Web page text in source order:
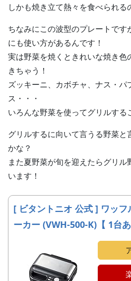
しかも焼き立て熱々を食べられる
ちなみにこの波型のプレートで
にも使い方があるんです！
実は野菜を焼くときれいな焼き色
きちゃう！
ズッキーニ、カボチャ、ナス・パ
ス・・・
いろんな野菜を使ってグリルする
グリルするに向いて言うる野菜
かな？
また夏野菜が旬を迎えたらグリ
います！
[ ビタントニオ 公式 ] ワッ
ーカー (VWH-500-K)【 1台